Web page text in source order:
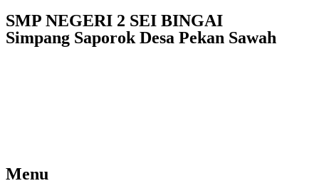
SMP NEGERI 2 SEI BINGAI
Simpang Saporok Desa Pekan Sawah
Menu